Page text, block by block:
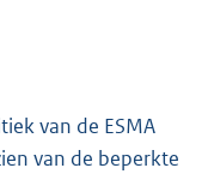
van de ESMA
van de beperkte